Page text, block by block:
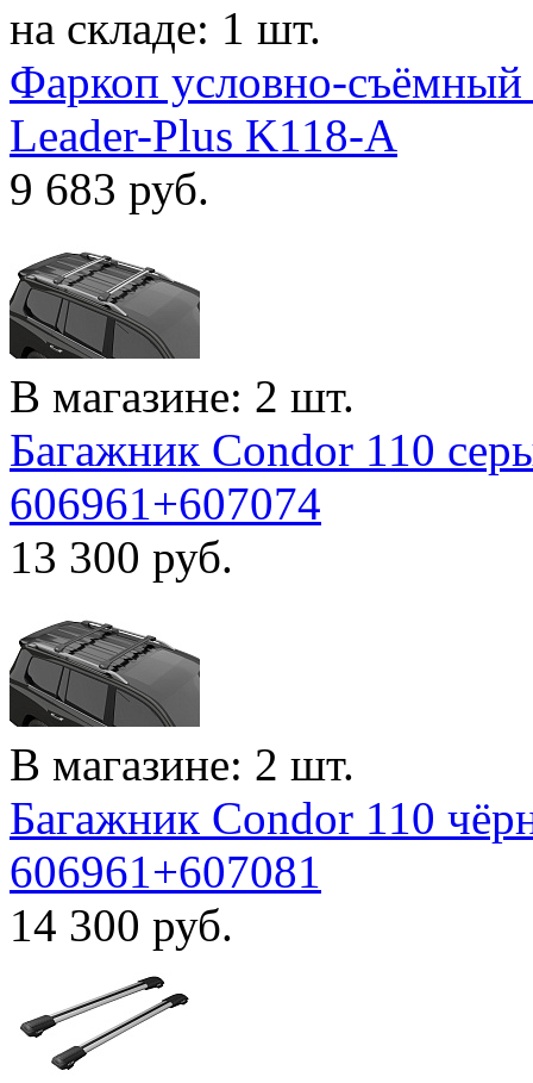
на складе: 1 шт.
Фаркоп условно-
Leader-Plus K118-A
9 683 руб.
В магазине: 2 шт.
Багажник Condor 110
606961+607074
13 300 руб.
В магазине: 2 шт.
Багажник Condor 110
606961+607081
14 300 руб.